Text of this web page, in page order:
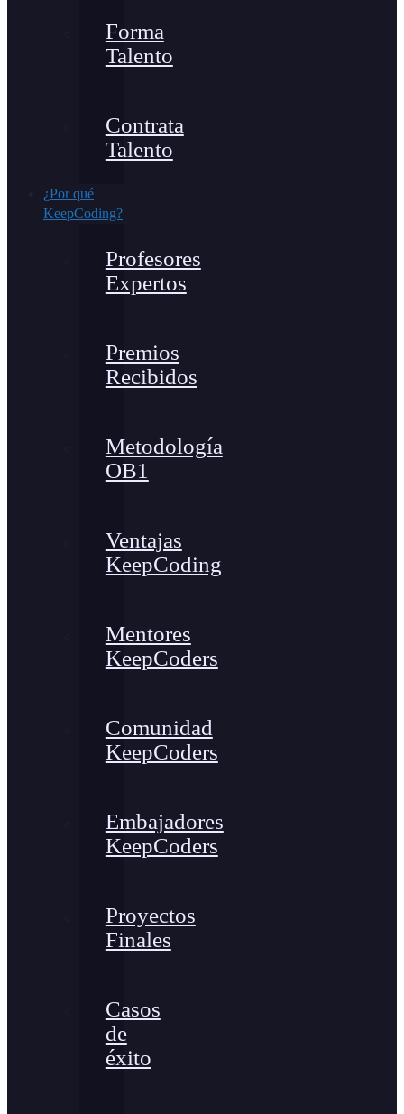
Forma
Talento
Contrata
Talento
¿Por qué
KeepCoding?
Profesores
Expertos
Premios
Recibidos
Metodología
OB1
Ventajas
KeepCoding
Mentores
KeepCoders
Comunidad
KeepCoders
Embajadores
KeepCoders
Proyectos
Finales
Casos
de
éxito